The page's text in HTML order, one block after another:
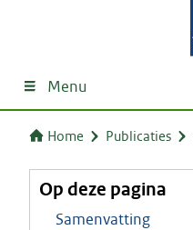
Menu
Home Publicaties
Op deze pagina
Samenvatting